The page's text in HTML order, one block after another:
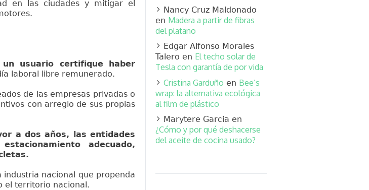
en las ciudades y mitigar el
usuario certifique haber
laboral libre remunerado.
de las empresas privadas o
con arreglo de sus propias
a dos años, las entidades
adecuado,
nacional que propenda
el territorio nacional.
Nancy Cruz Maldonado
en Madera a partir de fibras
del platano
Edgar Alfonso Morales
Talero en El techo solar de
Tesla con garantía de por vida
Cristina Garduño en Bee’s
wrap: la alternativa ecológica
al film de plástico
Marytere Garcia en
¿Cómo y por qué deshacerse
del aceite de cocina usado?